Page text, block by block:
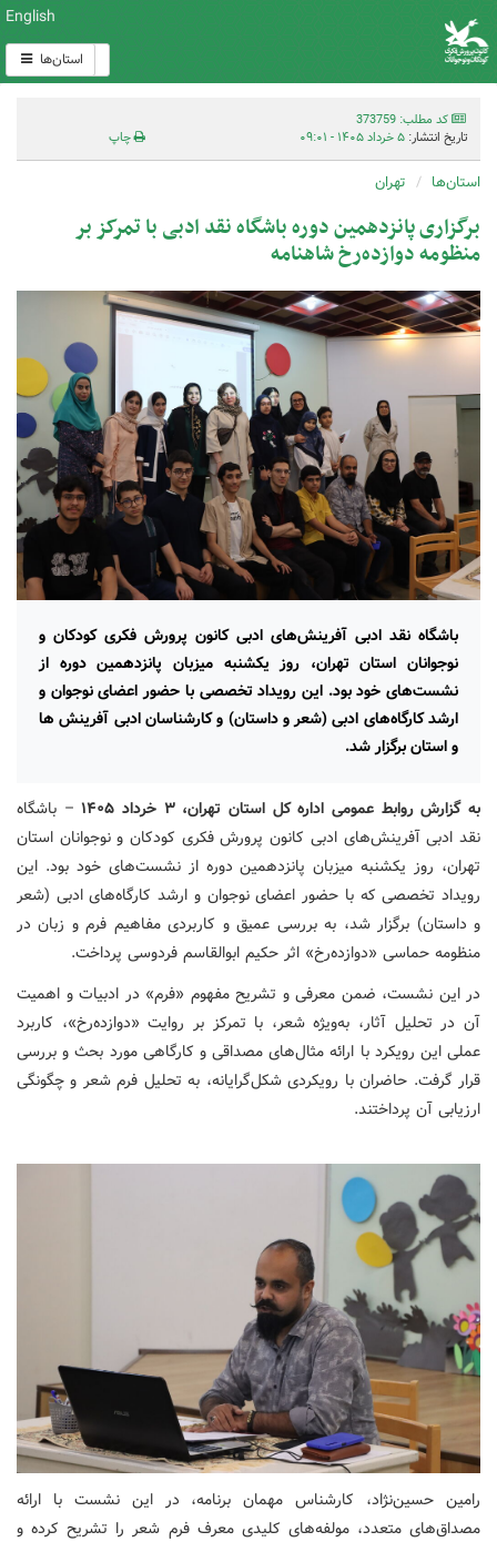
English
استان‌ها
کد مطلب: 373759
تاریخ انتشار: ۵ خرداد ۱۴۰۵ - ۰۹:۰۱ چاپ
استان‌ها تهران
برگزاری پانزدهمین دوره باشگاه نقد ادبی با تمرکز بر
منظومه دوازده‌رخ شاهنامه
باشگاه نقد ادبی آفرینش‌های ادبی کانون پرورش فکری کودکان و
نوجوانان استان تهران، روز یکشنبه میزبان پانزدهمین دوره از
نشست‌های خود بود. این رویداد تخصصی با حضور اعضای نوجوان و
ارشد کارگاه‌های ادبی (شعر و داستان) و کارشناسان ادبی آفرینش ها
و استان برگزار شد.
به گزارش روابط عمومی اداره کل استان تهران، ۳ خرداد ۱۴۰۵
– باشگاه
نقد ادبی آفرینش‌های ادبی کانون پرورش فکری کودکان و نوجوانان استان
تهران، روز یکشنبه میزبان پانزدهمین دوره از نشست‌های خود بود. این
رویداد تخصصی که با حضور اعضای نوجوان و ارشد کارگاه‌های ادبی (شعر
و داستان) برگزار شد، به بررسی عمیق و کاربردی مفاهیم فرم و زبان در
منظومه حماسی «دوازده‌رخ» اثر حکیم ابوالقاسم فردوسی پرداخت.
در این نشست، ضمن معرفی و تشریح مفهوم «فرم» در ادبیات و اهمیت
آن در تحلیل آثار، به‌ویژه شعر، با تمرکز بر روایت «دوازده‌رخ»، کاربرد
عملی این رویکرد با ارائه مثال‌های مصداقی و کارگاهی مورد بحث و بررسی
قرار گرفت. حاضران با رویکردی شکل‌گرایانه، به تحلیل فرم شعر و چگونگی
ارزیابی آن پرداختند.
رامین حسین‌نژاد، کارشناس مهمان برنامه، در این نشست با ارائه
مصداق‌های متعدد، مولفه‌های کلیدی معرف فرم شعر را تشریح کرده و